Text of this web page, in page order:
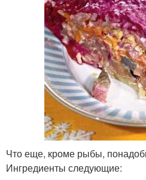
Что еще, кроме рыбы,
Ингредиенты следующие: